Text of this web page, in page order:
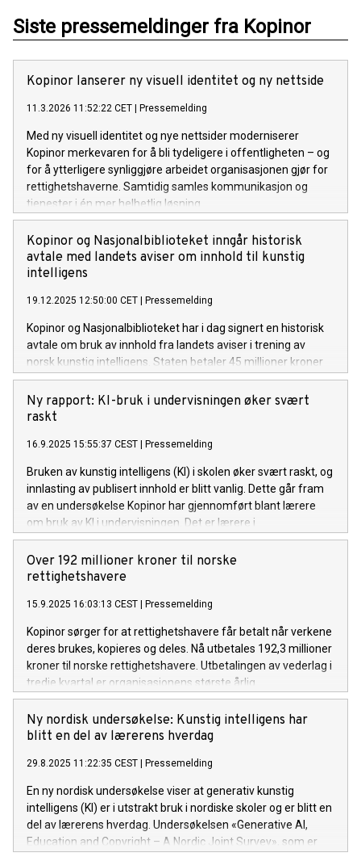
Siste pressemeldinger fra Kopinor
Kopinor lanserer ny visuell identitet og ny nettside
11.3.2026 11:52:22 CET | Pressemelding
Med ny visuell identitet og nye nettsider moderniserer
Kopinor merkevaren for å bli tydeligere i offentligheten – og
for å ytterligere synliggjøre arbeidet organisasjonen gjør for
rettighetshaverne. Samtidig samles kommunikasjon og
tjenester i én mer helhetlig løsning.
Kopinor og Nasjonalbiblioteket inngår historisk
avtale med landets aviser om innhold til kunstig
intelligens
19.12.2025 12:50:00 CET | Pressemelding
Kopinor og Nasjonalbiblioteket har i dag signert en historisk
avtale om bruk av innhold fra landets aviser i trening av
norsk kunstig intelligens. Staten betaler 45 millioner kroner
årlig for avtalen, som gjør det mulig å utvikle språkmodeller
av høy kvalitet til fri bruk i samfunnet. Norge er først i verden
med å få på plass en slik avtale.
Ny rapport: KI-bruk i undervisningen øker svært
raskt
16.9.2025 15:55:37 CEST | Pressemelding
Bruken av kunstig intelligens (KI) i skolen øker svært raskt, og
innlasting av publisert innhold er blitt vanlig. Dette går fram
av en undersøkelse Kopinor har gjennomført blant lærere
om bruk av KI i undervisningen. Det er lærere i
ungdomsskolen som i størst grad har tatt i bruk KI-
verktøyene, og mange bruker verktøyene jevnlig.
Over 192 millioner kroner til norske
rettighetshavere
15.9.2025 16:03:13 CEST | Pressemelding
Kopinor sørger for at rettighetshavere får betalt når verkene
deres brukes, kopieres og deles. Nå utbetales 192,3 millioner
kroner til norske rettighetshavere. Utbetalingen av vederlag i
tredje kvartal er organisasjonens største årlig.
Ny nordisk undersøkelse: Kunstig intelligens har
blitt en del av lærerens hverdag
29.8.2025 11:22:35 CEST | Pressemelding
En ny nordisk undersøkelse viser at generativ kunstig
intelligens (KI) er i utstrakt bruk i nordiske skoler og er blitt en
del av lærerens hverdag. Undersøkelsen «Generative AI,
Education and Copyright – A Nordic Joint Survey», som er